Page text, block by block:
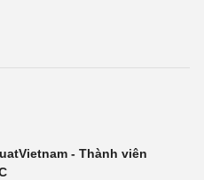
- Thành viên